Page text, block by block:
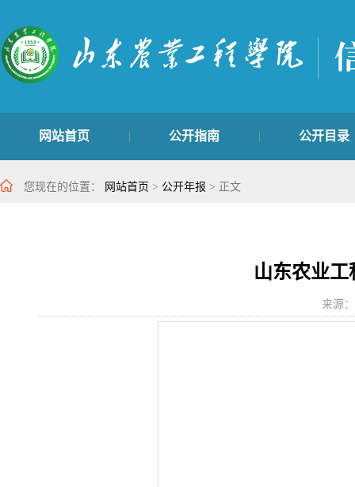
网站首页 公开指南 公开目录
学生管理类 | 主动公开目录
您现在的位置： 网站首页 > 公开年报 > 正文
山东农业工
来源：